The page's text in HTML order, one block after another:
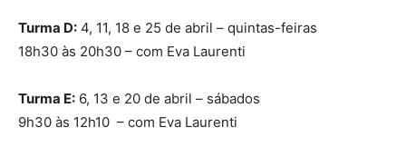
Turma D: 4, 11, 18 e 25 de abril – quintas-feiras
18h30 às 20h30 – com Eva Laurenti
Turma E: 6, 13 e 20 de abril – sábados
9h30 às 12h10 – com Eva Laurenti